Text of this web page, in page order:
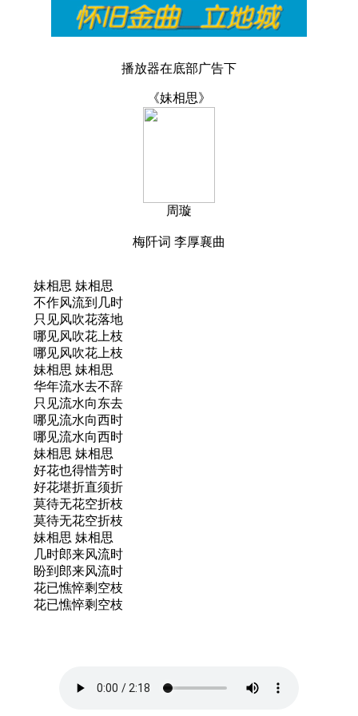
播放器在底部广告下
《妹相思》
周璇
梅阡词 李厚襄曲
妹相思 妹相思
不作风流到几时
只见风吹花落地
哪见风吹花上枝
哪见风吹花上枝
妹相思 妹相思
华年流水去不辞
只见流水向东去
哪见流水向西时
哪见流水向西时
妹相思 妹相思
好花也得惜芳时
好花堪折直须折
莫待无花空折枝
莫待无花空折枝
妹相思 妹相思
几时郎来风流时
盼到郎来风流时
花已憔悴剩空枝
花已憔悴剩空枝